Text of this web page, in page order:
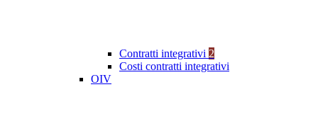
Contratti integrativi 2
Costi contratti integrativi
OIV